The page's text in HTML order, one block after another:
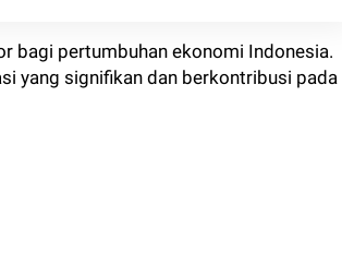
bagi pertumbuhan ekonomi Indonesia.
yang signifikan dan berkontribusi pada